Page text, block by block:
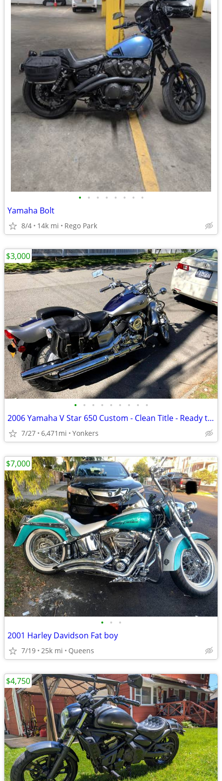
• • • • • • • •
Yamaha Bolt
8/4 14k mi Rego Park
• • • • • • • • •
2006 Yamaha V Star 650 Custom - Clean Title - Ready to Ride
7/27 6,471mi Yonkers
$3,000
• • •
2001 Harley Davidson Fat boy
7/19 25k mi Queens
$7,000
$4,750